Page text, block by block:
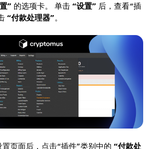
” 的选项卡。 单击 “设置” 后，查看“插
“付款处理器”。
页面后，点击“插件”类别中的 “付款处